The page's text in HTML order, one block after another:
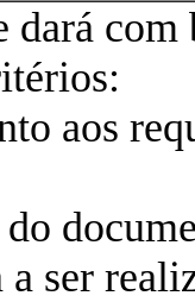
dará com
aos
ser